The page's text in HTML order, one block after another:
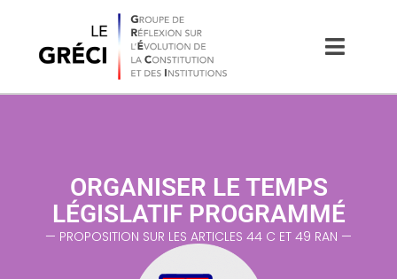
ORGANISER LE TEMPS
LÉGISLATIF PROGRAMMÉ
— PROPOSITION SUR LES ARTICLES 44 C ET 49 RAN —